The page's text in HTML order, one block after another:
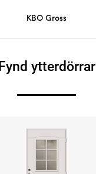
KBO Gross
Fynd ytterdörrar